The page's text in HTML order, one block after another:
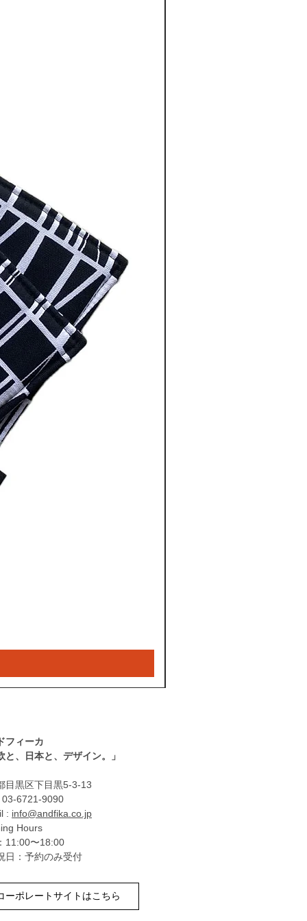
フィーカ
と、日本と、デザイン。」
目黒区下目黒5-3-13
03-6721-9090
: info@andfika.co.jp
Hours
11:00〜18:00
日：予約のみ受付
ーポレートサイトはこちら